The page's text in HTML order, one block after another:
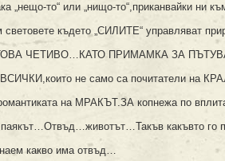
„нещо-то“ или „нищо-то“,приканвайки
където „СИЛИТЕ“ управляват
ЧЕТИВО…КАТО ПРИМАМКА ЗА
не само са почитатели на
на МРАКЪТ.ЗА копнежа по
паякът…Отвъд…животът…Такъв какъвто
какво има отвъд…